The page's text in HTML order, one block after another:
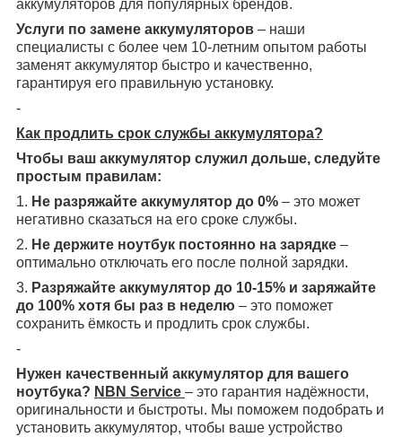
аккумуляторов для популярных брендов.
Услуги по замене аккумуляторов – наши
специалисты с более чем 10-летним опытом работы
заменят аккумулятор быстро и качественно,
гарантируя его правильную установку.
-
Как продлить срок службы аккумулятора?
Чтобы ваш аккумулятор служил дольше, следуйте
простым правилам:
1. Не разряжайте аккумулятор до 0% – это может
негативно сказаться на его сроке службы.
2. Не держите ноутбук постоянно на зарядке –
оптимально отключать его после полной зарядки.
3. Разряжайте аккумулятор до 10-15% и заряжайте
до 100% хотя бы раз в неделю – это поможет
сохранить ёмкость и продлить срок службы.
-
Нужен качественный аккумулятор для вашего
ноутбука? NBN Service – это гарантия надёжности,
оригинальности и быстроты. Мы поможем подобрать и
установить аккумулятор, чтобы ваше устройство